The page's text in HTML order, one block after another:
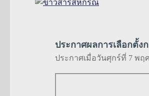
ประกาศผลการเลือกตั้
ประกาศเมื่อวันศุกร์ที่ 7 พฤ